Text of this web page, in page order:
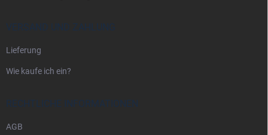
VERSAND UND ZAHLUNG
Lieferung
Wie kaufe ich ein?
RECHTLICHE INFORMATIONEN
AGB